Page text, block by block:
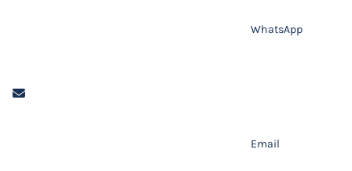
WhatsApp
Email